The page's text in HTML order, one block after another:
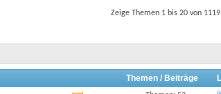
Zeige Themen 1 bis 20 von 1119
Themen / Beiträge